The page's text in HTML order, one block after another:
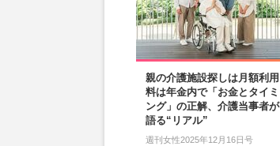
親の介護施設探しは月額利用
料は年金内で「お金とタイミ
ング」の正解、介護当事者が
語る“リアル”
週刊女性2025年12月16日号